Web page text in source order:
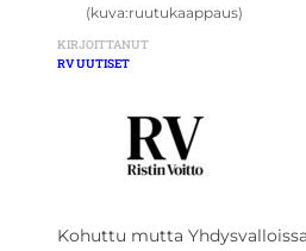
(kuva:ruutukaappaus)
KIRJOITTANUT
RV UUTISET
Kohuttu mutta